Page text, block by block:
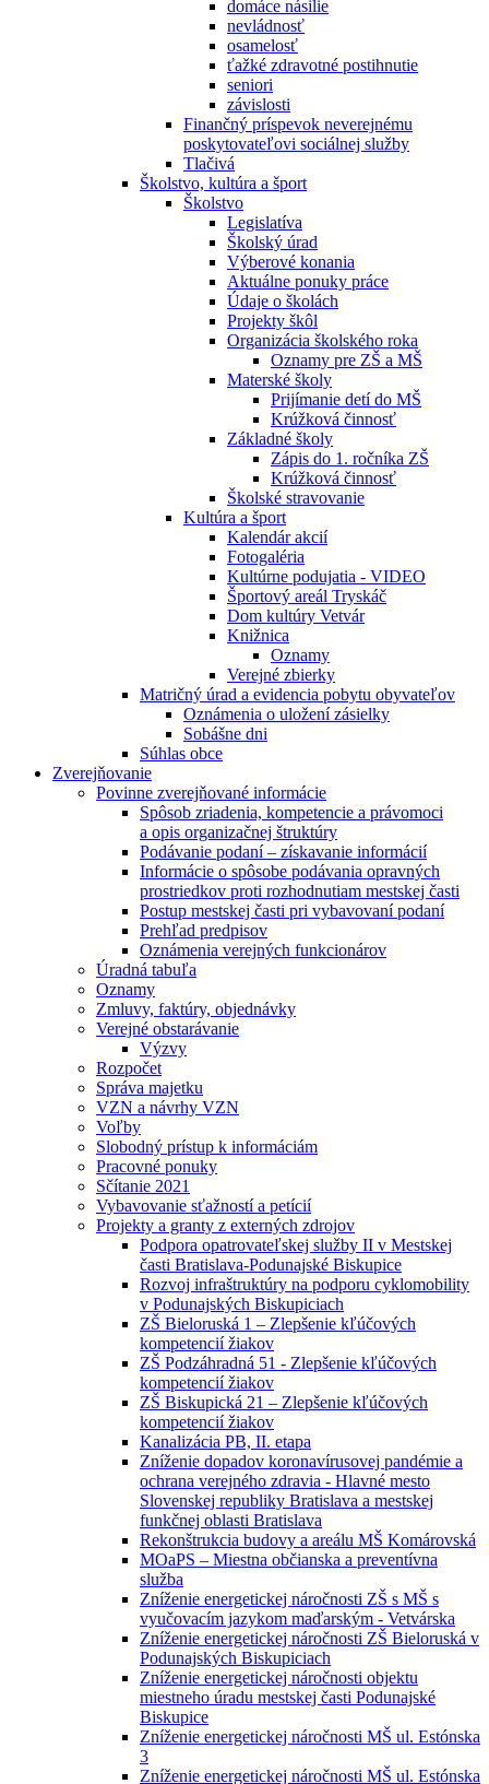
domáce násilie
nevládnosť
osamelosť
ťažké zdravotné postihnutie
seniori
závislosti
Finančný príspevok neverejnému
poskytovateľovi sociálnej služby
Tlačivá
Školstvo, kultúra a šport
Školstvo
Legislatíva
Školský úrad
Výberové konania
Aktuálne ponuky práce
Údaje o školách
Projekty škôl
Organizácia školského roka
Oznamy pre ZŠ a MŠ
Materské školy
Prijímanie detí do MŠ
Krúžková činnosť
Základné školy
Zápis do 1. ročníka ZŠ
Krúžková činnosť
Školské stravovanie
Kultúra a šport
Kalendár akcií
Fotogaléria
Kultúrne podujatia - VIDEO
Športový areál Tryskáč
Dom kultúry Vetvár
Knižnica
Oznamy
Verejné zbierky
Matričný úrad a evidencia pobytu obyvateľov
Oznámenia o uložení zásielky
Sobášne dni
Súhlas obce
Zverejňovanie
Povinne zverejňované informácie
Spôsob zriadenia, kompetencie a právomoci
a opis organizačnej štruktúry
Podávanie podaní – získavanie informácií
Informácie o spôsobe podávania opravných
prostriedkov proti rozhodnutiam mestskej časti
Postup mestskej časti pri vybavovaní podaní
Prehľad predpisov
Oznámenia verejných funkcionárov
Úradná tabuľa
Oznamy
Zmluvy, faktúry, objednávky
Verejné obstarávanie
Výzvy
Rozpočet
Správa majetku
VZN a návrhy VZN
Voľby
Slobodný prístup k informáciám
Pracovné ponuky
Sčítanie 2021
Vybavovanie sťažností a petícií
Projekty a granty z externých zdrojov
Podpora opatrovateľskej služby II v Mestskej
časti Bratislava-Podunajské Biskupice
Rozvoj infraštruktúry na podporu cyklomobility
v Podunajských Biskupiciach
ZŠ Bieloruská 1 – Zlepšenie kľúčových
kompetencií žiakov
ZŠ Podzáhradná 51 - Zlepšenie kľúčových
kompetencií žiakov
ZŠ Biskupická 21 – Zlepšenie kľúčových
kompetencií žiakov
Kanalizácia PB, II. etapa
Zníženie dopadov koronavírusovej pandémie a
ochrana verejného zdravia - Hlavné mesto
Slovenskej republiky Bratislava a mestskej
funkčnej oblasti Bratislava
Rekonštrukcia budovy a areálu MŠ Komárovská
MOaPS – Miestna občianska a preventívna
služba
Zníženie energetickej náročnosti ZŠ s MŠ s
vyučovacím jazykom maďarským - Vetvárska
Zníženie energetickej náročnosti ZŠ Bieloruská v
Podunajských Biskupiciach
Zníženie energetickej náročnosti objektu
miestneho úradu mestskej časti Podunajské
Biskupice
Zníženie energetickej náročnosti MŠ ul. Estónska
3
Zníženie energetickej náročnosti MŠ ul. Estónska